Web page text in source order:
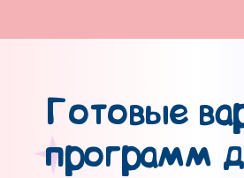
Готовые
программ